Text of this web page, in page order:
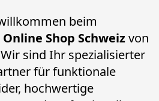
Shop Schweiz von
sind Ihr spezialisierter
für funktionale
hochwertige